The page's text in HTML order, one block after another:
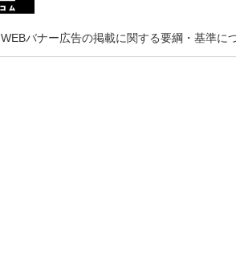
WEBバナー広告の掲載に関する要綱・基準に